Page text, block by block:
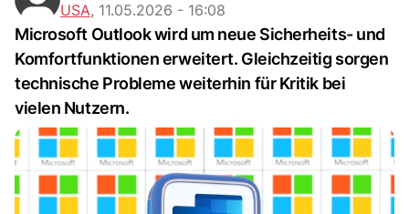
USA, 11.05.2026 - 16:08
Microsoft Outlook wird um neue Sicherheits- und
Komfortfunktionen erweitert. Gleichzeitig sorgen
technische Probleme weiterhin für Kritik bei
vielen Nutzern.